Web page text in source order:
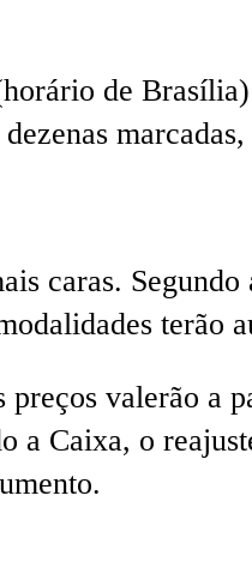
de
caras.
terão
valerão a
a Caixa, o